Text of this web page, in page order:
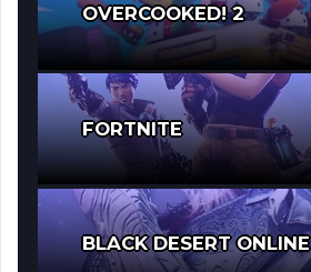
OVERCOOKED! 2
FORTNITE
BLACK DESERT ONLINE